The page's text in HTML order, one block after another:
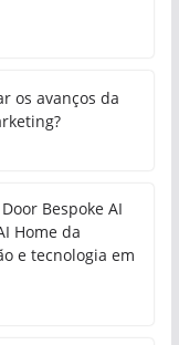
os avanços da
Bespoke AI
Home da
e tecnologia em